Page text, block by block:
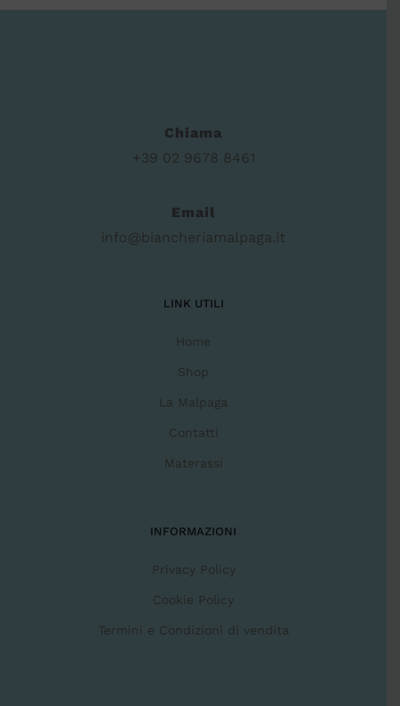
Chiama
+39 02 9678 8461
Email
info@biancheriamalpaga.it
LINK UTILI
Home
Shop
La Malpaga
Contatti
Materassi
INFORMAZIONI
Privacy Policy
Cookie Policy
Termini e Condizioni di vendita